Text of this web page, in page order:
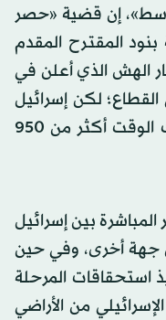
إن قضية «حصر
المقترح المقدم
الهش الذي أعلن في
لكن إسرائيل
تخترقه باستمرار، وقتلت منذ ذلك الوقت أكثر من 950
بين إسرائيل
جهة أخرى، وفي حين
استحقاقات المرحلة
من الأراضي